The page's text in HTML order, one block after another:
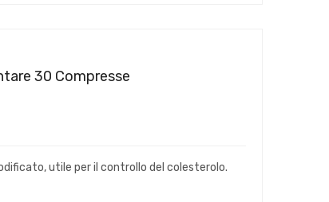
30 Compresse
utile per il controllo del colesterolo.